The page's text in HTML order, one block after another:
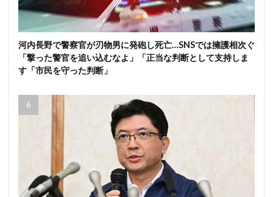
河内長野で警察官が刃物男に発砲し死亡…SNSでは擁護相次ぐ
「撃った警官を追い込むなよ」「正当な判断として支持しま
す「市民を守った判断」